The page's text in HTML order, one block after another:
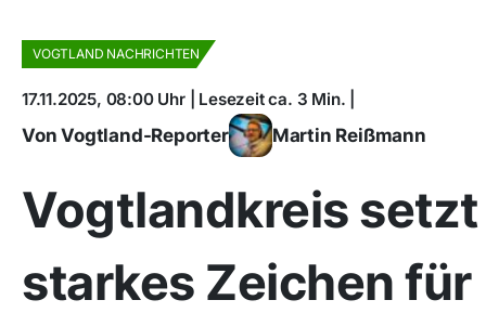
VOGTLAND NACHRICHTEN
17.11.2025, 08:00 Uhr | Lesezeit ca. 3 Min. |
Von Vogtland-Reporter Martin Reißmann
Vogtlandkreis setzt
starkes Zeichen für